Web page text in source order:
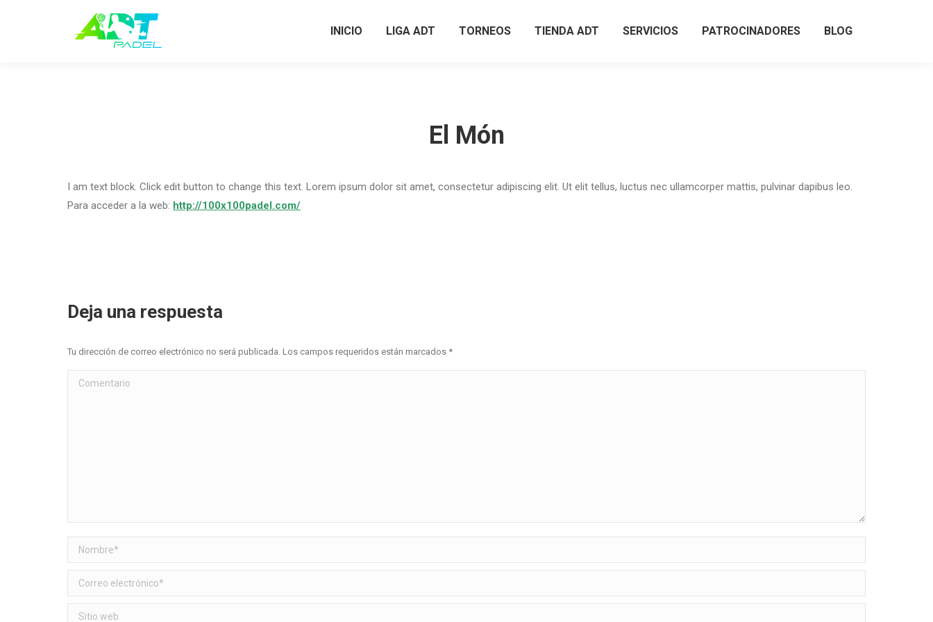
INICIO LIGA ADT TORNEOS TIENDA ADT SERVICIOS PATROCINADORES BLOG
El Món
I am text block. Click edit button to change this text. Lorem ipsum dolor sit amet, consectetur adipiscing elit. Ut elit tellus, luctus nec ullamcorper mattis, pulvinar dapibus leo.
Para acceder a la web: http://100x100padel.com/
Deja una respuesta
Tu dirección de correo electrónico no será publicada. Los campos requeridos están marcados *
Comentario
Nombre *
Correo electrónico *
Sitio web